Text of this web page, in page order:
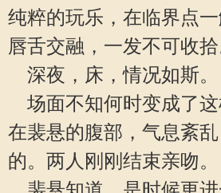
纯粹的玩乐，在临界点
唇舌交融，一发不可收拾
深夜，床，情况如斯。
场面不知何时变成了这
在裴悬的腹部，气息紊
的。两人刚刚结束亲吻。